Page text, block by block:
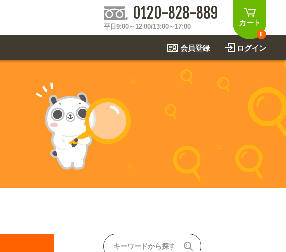
カート
0
0120-828-889
平日9:00～12:00/13:00～17:00
ログイン
会員登録
関連アイテムを見る
オリジナルオーダーについて
お届け納期と配送方法
オリジナルオーダー制作事例